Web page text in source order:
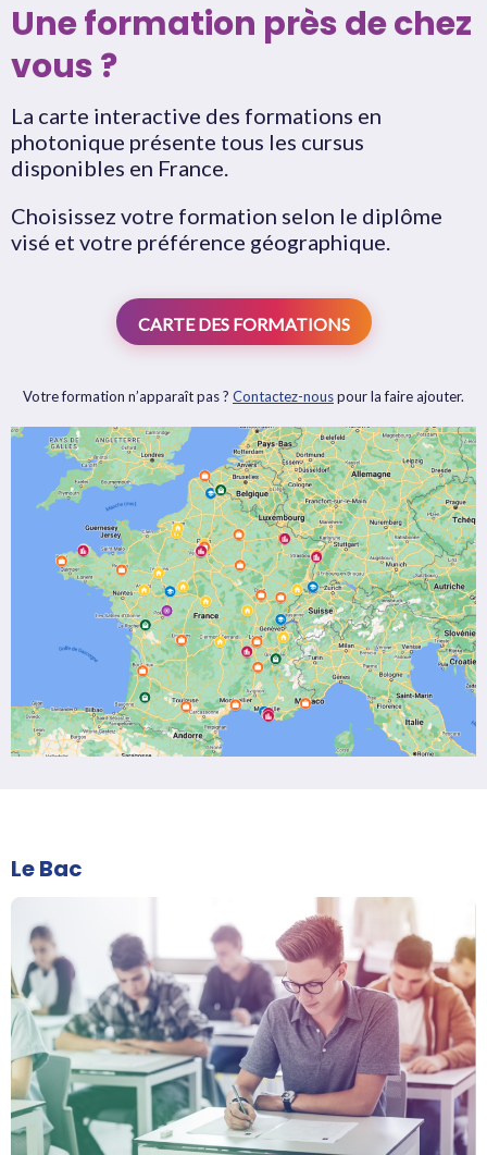
Une formation près de chez
vous ?
La carte interactive des formations en
photonique présente tous les cursus
disponibles en France.
Choisissez votre formation selon le diplôme
visé et votre préférence géographique.
CARTE DES FORMATIONS
Votre formation n’apparaît pas ? Contactez-nouspour la faire ajouter.
Le Bac